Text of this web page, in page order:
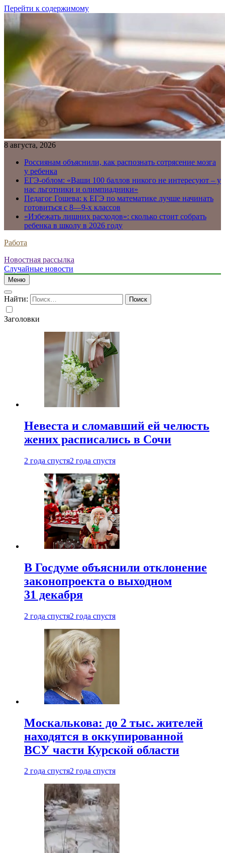
Перейти к содержимому
8 августа, 2026
Россиянам объяснили, как распознать сотрясение мозга
у ребенка
ЕГЭ-облом: «Ваши 100 баллов никого не интересуют – у
нас льготники и олимпиадники»
Педагог Гошева: к ЕГЭ по математике лучше начинать
готовиться с 8—9-х классов
«Избежать лишних расходов»: сколько стоит собрать
ребенка в школу в 2026 году
Работа
Новостная рассылка
Случайные новости
Меню
Найти:
Заголовки
Невеста и сломавший ей челюсть
жених расписались в Сочи
2 года спустя2 года спустя
В Госдуме объяснили отклонение
законопроекта о выходном
31 декабря
2 года спустя2 года спустя
Москалькова: до 2 тыс. жителей
находятся в оккупированной
ВСУ части Курской области
2 года спустя2 года спустя